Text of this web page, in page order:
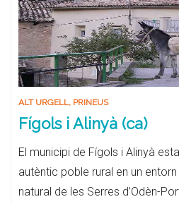
ALT URGELL, PRINEUS
Fígols i Alinyà (ca)
El municipi de Fígols i Alinyà
autèntic poble rural en un
natural de les Serres d’Odèn-